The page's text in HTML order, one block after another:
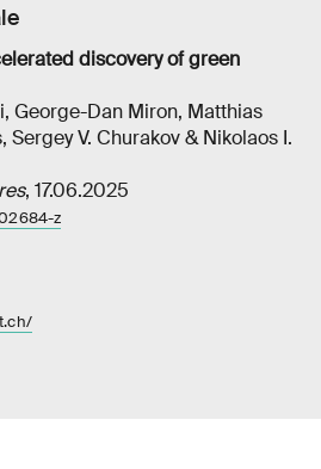
discovery of green
George-Dan Miron, Matthias
Sergey V. Churakov & Nikolaos I.
, 17.06.2025
z